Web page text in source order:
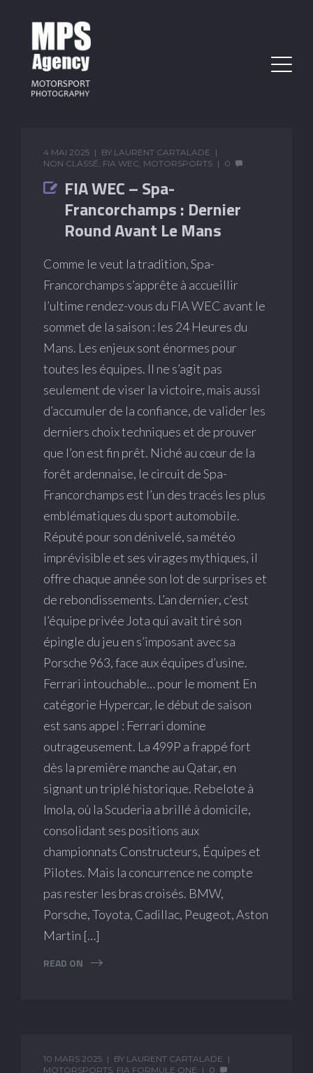
4 MAI 2025 BY LAURENT CARTALADE
NON CLASSÉ, FIA WEC, MOTORSPORTS 0
FIA WEC – Spa-
Francorchamps : Dernier
Round Avant Le Mans
Comme le veut la tradition, Spa-
Francorchamps s’apprête à accueillir
l’ultime rendez-vous du FIA WEC avant le
sommet de la saison : les 24 Heures du
Mans. Les enjeux sont énormes pour
toutes les équipes. Il ne s’agit pas
seulement de viser la victoire, mais aussi
d’accumuler de la confiance, de valider les
derniers choix techniques et de prouver
que l’on est fin prêt. Niché au cœur de la
forêt ardennaise, le circuit de Spa-
Francorchamps est l’un des tracés les plus
emblématiques du sport automobile.
Réputé pour son dénivelé, sa météo
imprévisible et ses virages mythiques, il
offre chaque année son lot de surprises et
de rebondissements. L’an dernier, c’est
l’équipe privée Jota qui avait tiré son
épingle du jeu en s’imposant avec sa
Porsche 963, face aux équipes d’usine.
Ferrari intouchable… pour le moment En
catégorie Hypercar, le début de saison
est sans appel : Ferrari domine
outrageusement. La 499P a frappé fort
dès la première manche au Qatar, en
signant un triplé historique. Rebelote à
Imola, où la Scuderia a brillé à domicile,
consolidant ses positions aux
championnats Constructeurs, Équipes et
Pilotes. Mais la concurrence ne compte
pas rester les bras croisés. BMW,
Porsche, Toyota, Cadillac, Peugeot, Aston
Martin […]
READ ON
10 MARS 2025 BY LAURENT CARTALADE
MOTORSPORTS, FIA FORMULE ONE 0